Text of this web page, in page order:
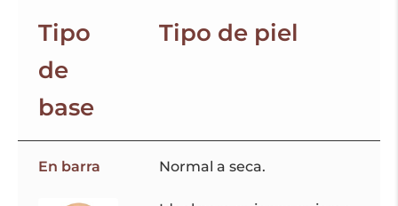
Tipo
de
base
Tipo de piel
En barra Normal a seca.